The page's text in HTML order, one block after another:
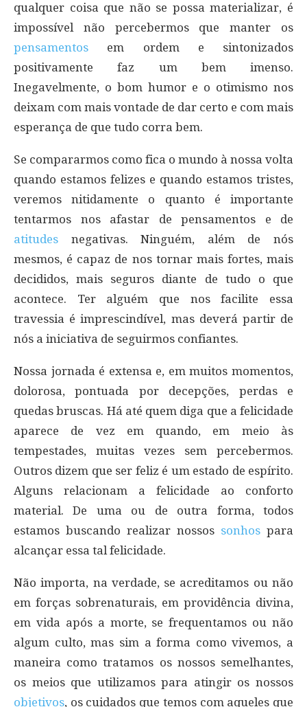
qualquer coisa que não se possa materializar, é
impossível não percebermos que manter os
pensamentos em ordem e sintonizados
positivamente faz um bem imenso.
Inegavelmente, o bom humor e o otimismo nos
deixam com mais vontade de dar certo e com mais
esperança de que tudo corra bem.
Se compararmos como fica o mundo à nossa volta
quando estamos felizes e quando estamos tristes,
veremos nitidamente o quanto é importante
tentarmos nos afastar de pensamentos e de
atitudes negativas. Ninguém, além de nós
mesmos, é capaz de nos tornar mais fortes, mais
decididos, mais seguros diante de tudo o que
acontece. Ter alguém que nos facilite essa
travessia é imprescindível, mas deverá partir de
nós a iniciativa de seguirmos confiantes.
Nossa jornada é extensa e, em muitos momentos,
dolorosa, pontuada por decepções, perdas e
quedas bruscas. Há até quem diga que a felicidade
aparece de vez em quando, em meio às
tempestades, muitas vezes sem percebermos.
Outros dizem que ser feliz é um estado de espírito.
Alguns relacionam a felicidade ao conforto
material. De uma ou de outra forma, todos
estamos buscando realizar nossos sonhos para
alcançar essa tal felicidade.
Não importa, na verdade, se acreditamos ou não
em forças sobrenaturais, em providência divina,
em vida após a morte, se frequentamos ou não
algum culto, mas sim a forma como vivemos, a
maneira como tratamos os nossos semelhantes,
os meios que utilizamos para atingir os nossos
objetivos, os cuidados que temos com aqueles que